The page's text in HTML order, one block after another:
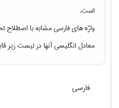
است.
واژه های فارسی مشابه با
معادل انگلیسی آنها در لیست زیر
فارسی